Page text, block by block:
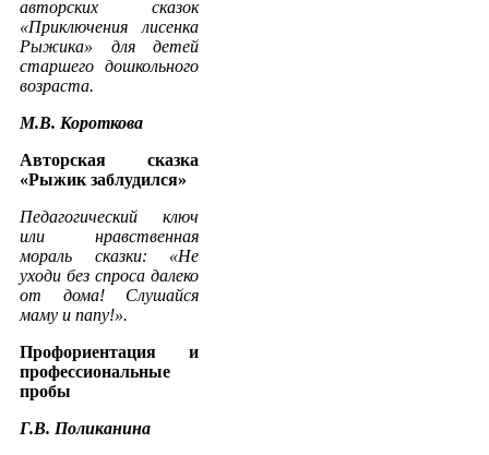
авторских сказок
«Приключения лисенка
Рыжика» для детей
старшего дошкольного
возраста.
М.В. Короткова
Авторская сказка
«Рыжик заблудился»
Педагогический ключ
или нравственная
мораль сказки: «Не
уходи без спроса далеко
от дома! Слушайся
маму и папу!».
Профориентация и
профессиональные
пробы
Г.В. Поликанина